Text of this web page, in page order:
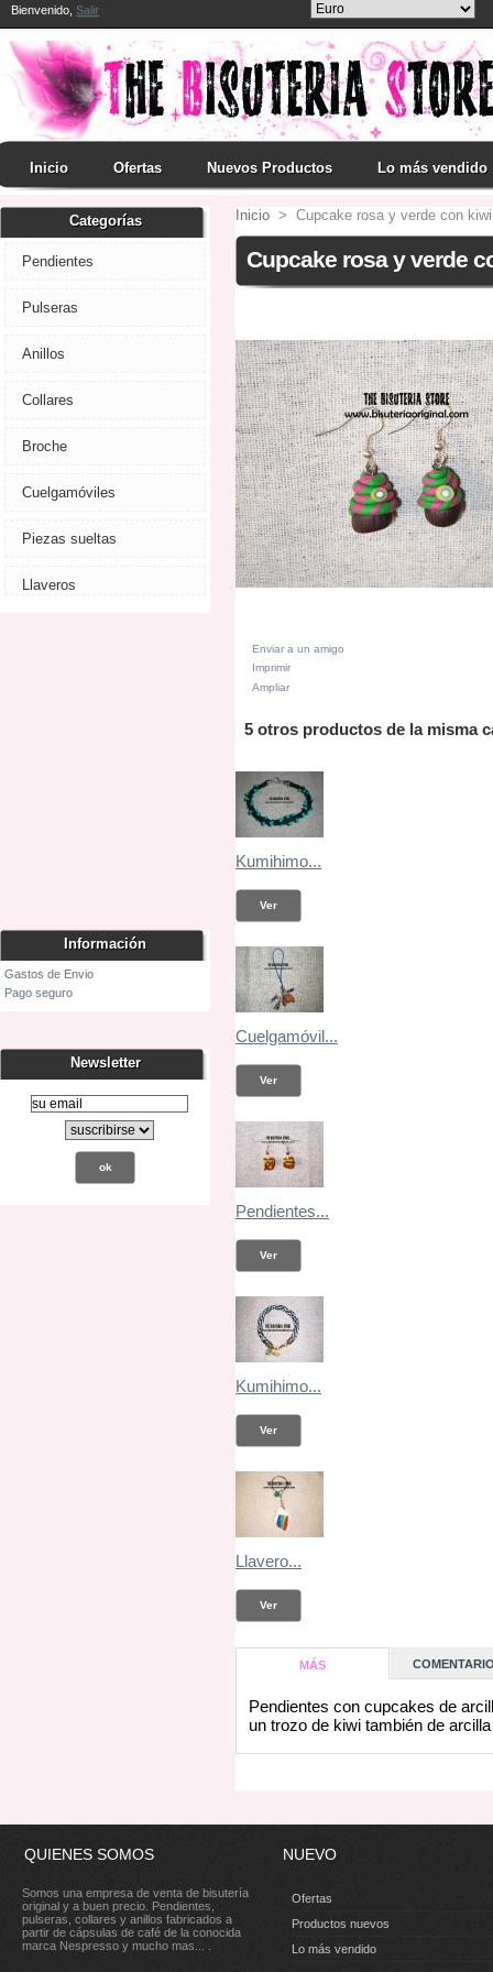
Bienvenido, Salir
Inicio Ofertas Nuevos Productos Lo más vendido
Categorías
Pendientes
Pulseras
Anillos
Collares
Broche
Cuelgamóviles
Piezas sueltas
Llaveros
Información
Gastos de Envio
Pago seguro
Newsletter
Inicio > Cupcake rosa y verde con kiwi
Cupcake rosa y verde
Enviar a un amigo
Imprimir
Ampliar
5 otros productos de la misma
Kumihimo...
Ver
Cuelgamóvil...
Ver
Pendientes...
Ver
Kumihimo...
Ver
Llavero...
Ver
MÁS
Pendientes con cupcakes de
un trozo de kiwi también de
QUIENES SOMOS
Somos una empresa de venta de bisutería
original y a buen precio. Pendientes,
pulseras, collares y anillos fabricados a
partir de cápsulas de café de la conocida
marca Nespresso y mucho mas... .
NUEVO
Ofertas
Productos nuevos
Lo más vendido